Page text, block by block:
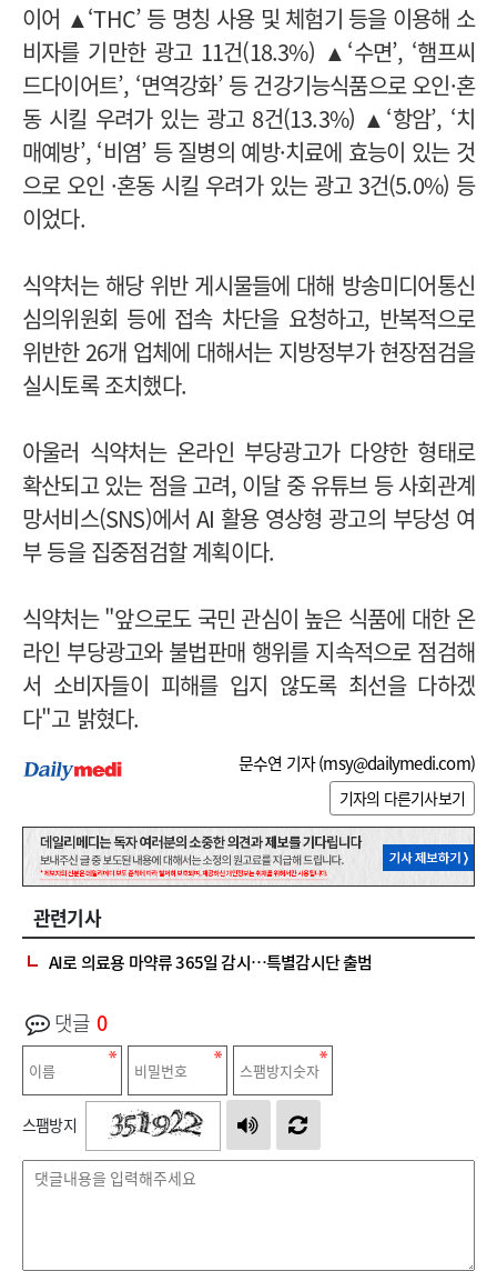
이어 ▲‘THC’ 등 명칭 사용 및 체험기 등을 이용해 소
비자를 기만한 광고 11건(18.3%) ▲‘수면’, ‘햄프씨
드다이어트’, ‘면역강화’ 등 건강기능식품으로 오인·혼
동 시킬 우려가 있는 광고 8건(13.3%) ▲‘항암’, ‘치
매예방’, ‘비염’ 등 질병의 예방·치료에 효능이 있는 것
으로 오인 ·혼동 시킬 우려가 있는 광고 3건(5.0%) 등
이었다.
식약처는 해당 위반 게시물들에 대해 방송미디어통신
심의위원회 등에 접속 차단을 요청하고, 반복적으로
위반한 26개 업체에 대해서는 지방정부가 현장점검을
실시토록 조치했다.
아울러 식약처는 온라인 부당광고가 다양한 형태로
확산되고 있는 점을 고려, 이달 중 유튜브 등 사회관계
망서비스(SNS)에서 AI 활용 영상형 광고의 부당성 여
부 등을 집중점검할 계획이다.
식약처는 "앞으로도 국민 관심이 높은 식품에 대한 온
라인 부당광고와 불법판매 행위를 지속적으로 점검해
서 소비자들이 피해를 입지 않도록 최선을 다하겠
다"고 밝혔다.
문수연 기자 (msy@dailymedi.com)
기자의 다른기사보기
관련기사
AI로 의료용 마약류 365일 감시…특별감시단 출범
댓글 0
스팸방지